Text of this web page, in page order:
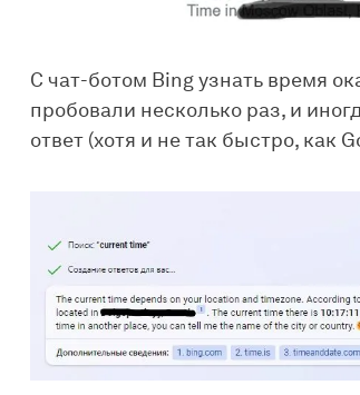
С чат-ботом Bing узнать время
пробовали несколько раз, и
ответ (хотя и не так быстро, как